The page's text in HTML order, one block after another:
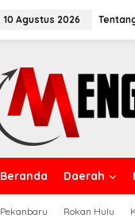
10 Agustus 2026
Beranda Daerah
Pekanbaru Rokan Hulu